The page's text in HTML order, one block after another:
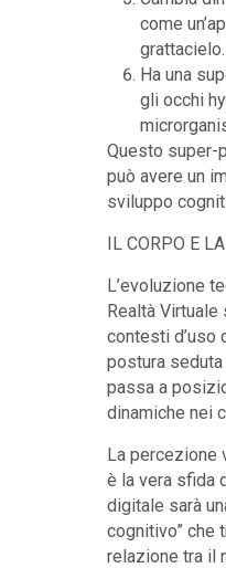
come
Ha una
gli occhi
Questo super-
può avere un
sviluppo
IL CORPO E
L’evoluzione
Realtà
contesti d’uso
postura
passa a
dinamiche nei
La percezione
è la vera sfida
digitale sarà
cognitivo” che
relazione tra il